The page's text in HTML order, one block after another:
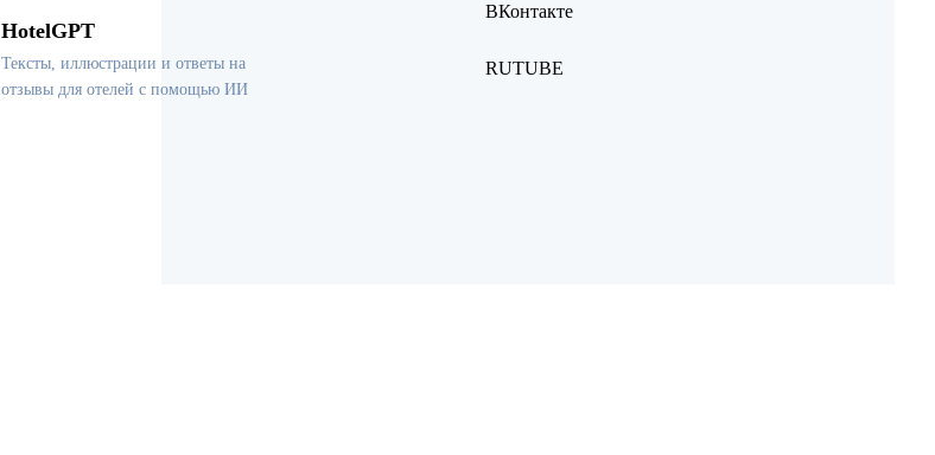
HotelGPT
Тексты, иллюстрации и ответы на
отзывы для отелей с помощью ИИ
ВКонтакте
RUTUBE